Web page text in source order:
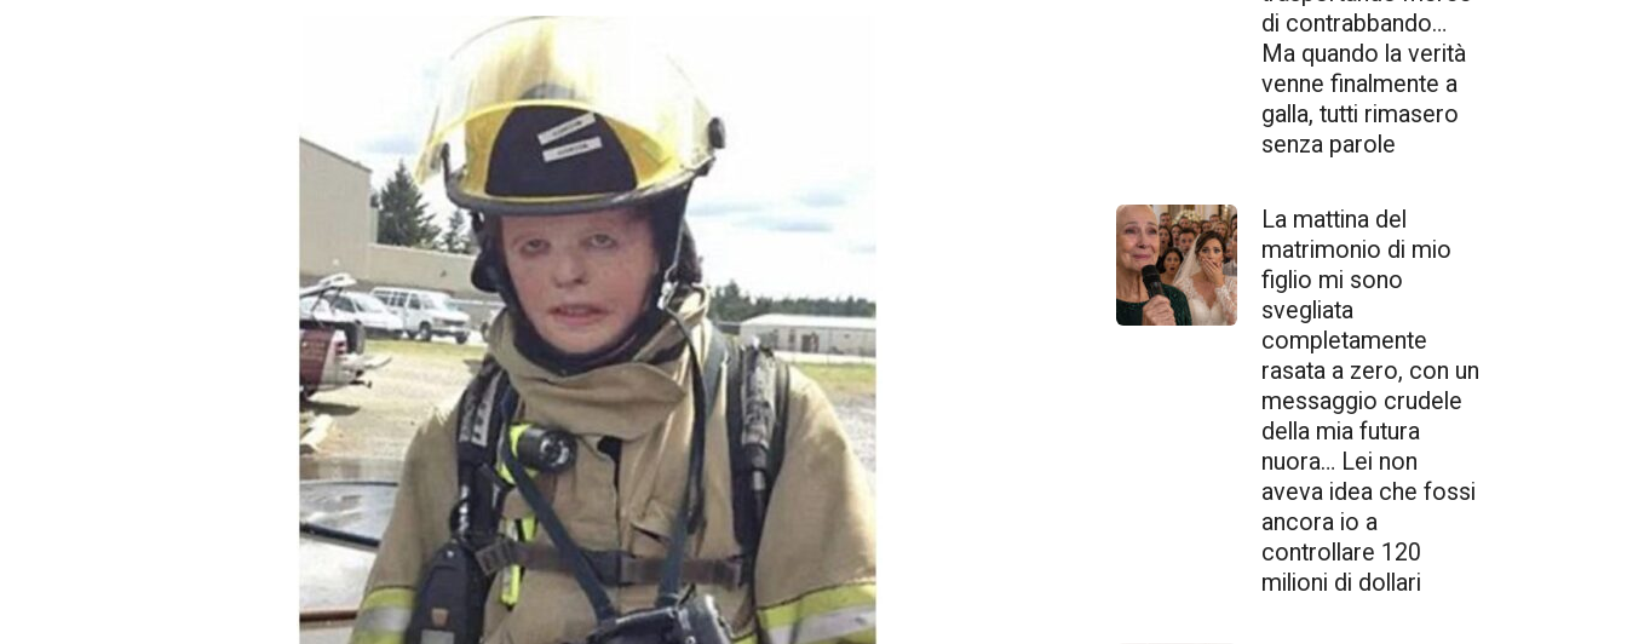
di contrabbando…
Ma quando la verità
venne finalmente a
galla, tutti rimasero
senza parole
La mattina del
matrimonio di mio
figlio mi sono
svegliata
completamente
rasata a zero, con un
messaggio crudele
della mia futura
nuora… Lei non
aveva idea che fossi
ancora io a
controllare 120
milioni di dollari